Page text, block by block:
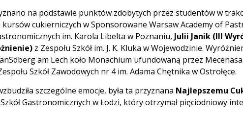
na podstawie punktów zdobytych przez studentów w
cukierniczych w Sponsorowane Warsaw Academy of
im. Karola Libelta w Poznaniu, Julii Janik (III
z Zespołu Szkół im. J. K. Kluka w Wojewodzinie.
am Lech koło Monachium ufundowaną przez
Szkół Zawodowych nr 4 im. Adama Chętnika w Ostrołęce.
szczególne emocje, była ta przyznana Najlepszemu
Szkół Gastronomicznych w Łodzi, który otrzymał pięciodniowy